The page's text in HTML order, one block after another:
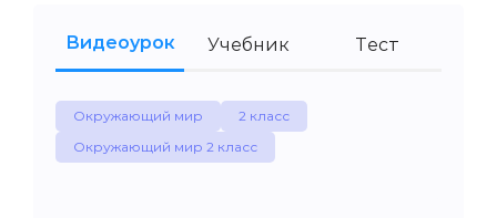
Видеоурок Учебник Тест
Окружающий мир
2 класс
Окружающий мир 2 класс